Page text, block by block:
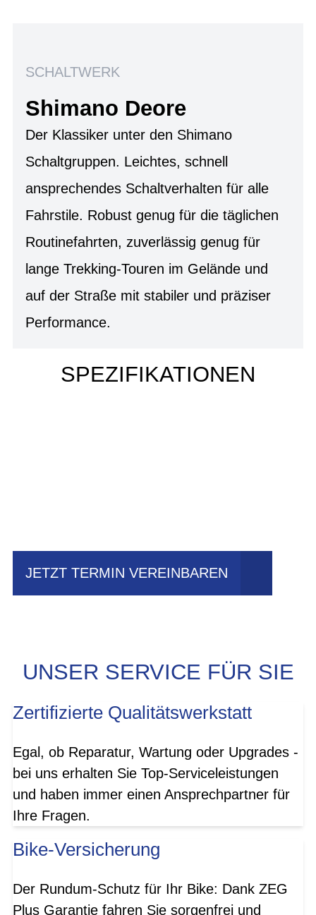
SCHALTWERK
Shimano Deore
Der Klassiker unter den Shimano
Schaltgruppen. Leichtes, schnell
ansprechendes Schaltverhalten für alle
Fahrstile. Robust genug für die täglichen
Routinefahrten, zuverlässig genug für
lange Trekking-Touren im Gelände und
auf der Straße mit stabiler und präziser
Performance.
SPEZIFIKATIONEN
JETZT TERMIN VEREINBAREN
UNSER SERVICE FÜR SIE
Zertifizierte Qualitätswerkstatt
Egal, ob Reparatur, Wartung oder Upgrades -
bei uns erhalten Sie Top-Serviceleistungen
und haben immer einen Ansprechpartner für
Ihre Fragen.
Bike-Versicherung
Der Rundum-Schutz für Ihr Bike: Dank ZEG
Plus Garantie fahren Sie sorgenfrei und